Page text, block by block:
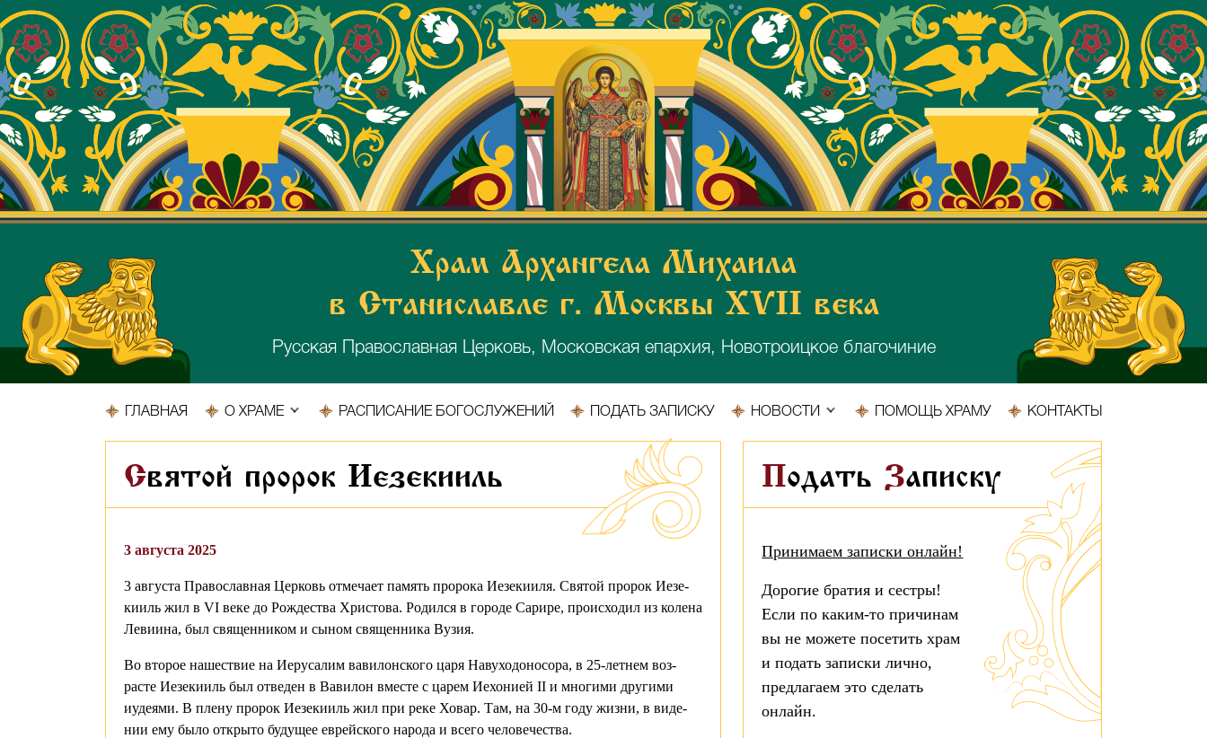
Храм Архангела Михаила
в Станиславле г. Москвы XVII века
Русская Православная Церковь, Московская епархия, Новотроицкое благочиние
ГЛАВНАЯ О ХРАМЕ РАСПИСАНИЕ БОГОСЛУЖЕНИЙ ПОДАТЬ ЗАПИСКУ НОВОСТИ ПОМОЩЬ ХРАМУ КОНТАКТЫ
Святой пророк Иезекииль
3 августа 2025
3 августа Православная Церковь отмечает память пророка Иезекииля. Свя­той про­рок Ие­зе­
ки­иль жил в VI ве­ке до Рож­де­ства Хри­сто­ва. Ро­дил­ся в го­ро­де Са­ри­ре, про­ис­хо­дил из ко­ле­на
Ле­ви­и­на, был свя­щен­ни­ком и сы­ном свя­щен­ни­ка Ву­зия.
Во вто­рое на­ше­ствие на Иеру­са­лим ва­ви­лон­ско­го ца­ря На­ву­хо­до­но­со­ра, в 25-лет­нем воз­
расте Ие­зе­ки­иль был от­ве­ден в Ва­ви­лон вме­сте с ца­рем Ие­хо­ни­ей II и мно­ги­ми дру­ги­ми
иуде­я­ми. В пле­ну про­рок Ие­зе­ки­иль жил при ре­ке Хо­вар. Там, на 30-м го­ду жиз­ни, в ви­де­
нии ему бы­ло от­кры­то бу­ду­щее ев­рей­ско­го на­ро­да и все­го че­ло­ве­че­ства.
Подать Записку
Принимаем записки онлайн!
Дорогие братия и сестры!
Если по каким-то причинам
вы не можете посетить храм
и подать записки лично,
предлагаем это сделать
онлайн.